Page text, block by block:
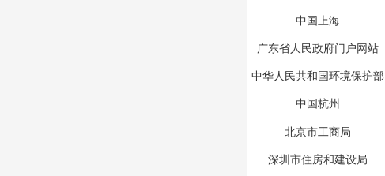
中国上海
广东省人民政府门户网站
中华人民共和国环境保护部
中国杭州
北京市工商局
深圳市住房和建设局